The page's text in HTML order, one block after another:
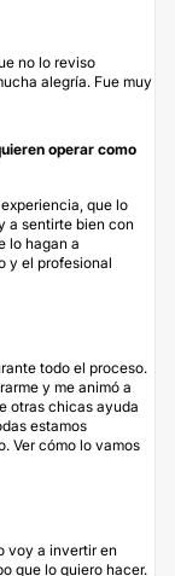
no lo reviso
alegría. Fue muy
operar como
que lo
a sentirte bien con
lo hagan a
y el profesional
todo el proceso.
y me animó a
otras chicas ayuda
estamos
Ver cómo lo vamos
voy a invertir en
que lo quiero hacer.